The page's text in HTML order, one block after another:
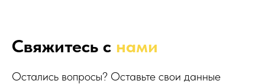
Свяжитесь с нами
Остались вопросы? Оставьте свои данные